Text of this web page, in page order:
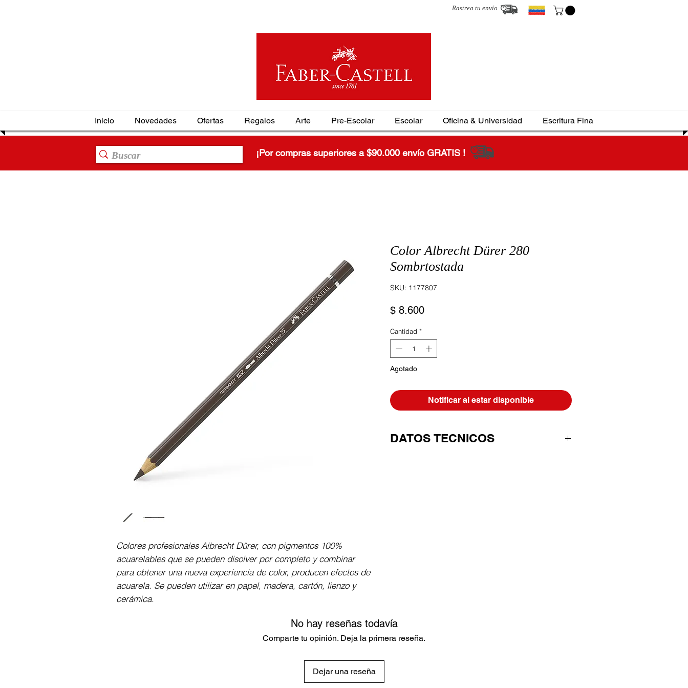
Rastrea tu envío
Inicio Novedades Ofertas Regalos Arte Pre-Escolar Escolar Oficina & Universidad Escritura Fina
¡Por compras superiores a $90.000 envío GRATIS !
Colores profesionales Albrecht Dürer, con pigmentos 100%
acuarelables que se pueden disolver por completo y combinar
para obtener una nueva experiencia de color, producen efectos de
acuarela. Se pueden utilizar en papel, madera, cartón, lienzo y
cerámica.
Color Albrecht Dürer 280
Sombrtostada
SKU: 1177807
$ 8.600Precio
Cantidad *
Agotado
Notificar al estar disponible
DATOS TECNICOS
No hay reseñas todavía
Comparte tu opinión. Deja la primera reseña.
Dejar una reseña